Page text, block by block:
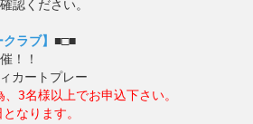
認ください。
ラブ】 ■□■
！！
カートプレー
3名様以上でお申込下さい。
なります。